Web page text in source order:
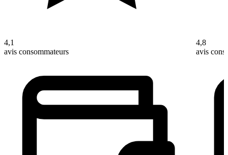
4,1
avis consommateurs
4,8
avis